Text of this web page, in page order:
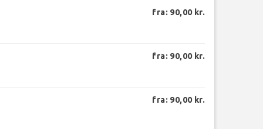
fra: 90,00 kr.
fra: 90,00 kr.
fra: 90,00 kr.